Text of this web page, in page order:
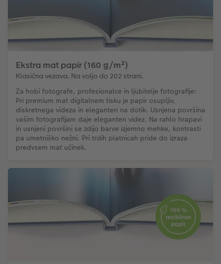
Ekstra mat papir (160 g/m²)
Klasična vezava. Na voljo do 202 strani.
Za hobi fotografe, profesionalce in ljubitelje fotografije:
Pri premium mat digitalnem tisku je papir osupljiv,
diskretnega videza in eleganten na dotik. Usnjena površina
vašim fotografijam daje eleganten videz. Na rahlo hrapavi
in usnjeni površini se zdijo barve izjemno mehke, kontrasti
pa umetniško nežni. Pri trdih platnicah pride do izraza
predvsem mat učinek.